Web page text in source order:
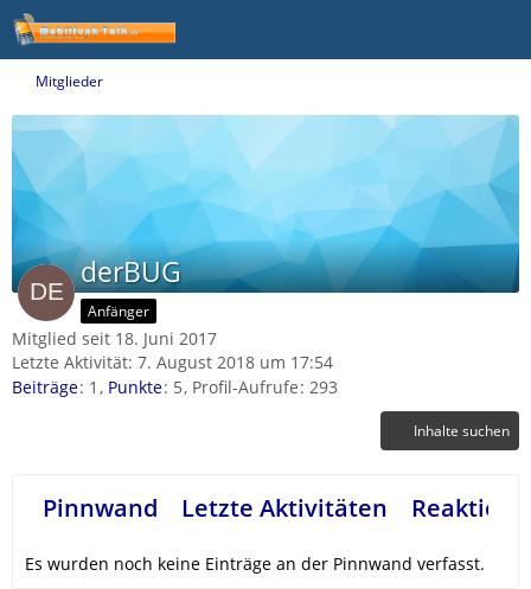
Mitglieder
derBUG
Anfänger
Mitglied seit 18. Juni 2017
Letzte Aktivität: 7. August 2018 um 17:54
Beiträge 1 Punkte 5 Profil-Aufrufe 293
Inhalte suchen
Pinnwand Letzte Aktivitäten
Es wurden noch keine Einträge an der Pinnwand verfasst.